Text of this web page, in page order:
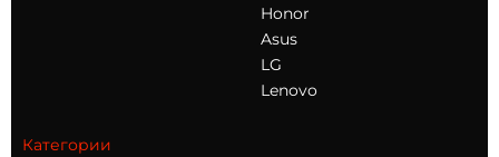
Honor
Asus
LG
Lenovo
Категории